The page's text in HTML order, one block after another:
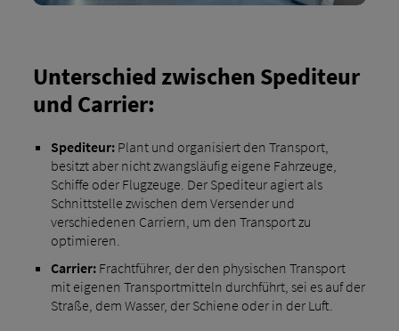
Unterschied zwischen Spediteur
und Carrier:
Spediteur: Plant und organisiert den Transport,
besitzt aber nicht zwangsläufig eigene Fahrzeuge,
Schiffe oder Flugzeuge. Der Spediteur agiert als
Schnittstelle zwischen dem Versender und
verschiedenen Carriern, um den Transport zu
optimieren.
Carrier: Frachtführer, der den physischen Transport
mit eigenen Transportmitteln durchführt, sei es auf der
Straße, dem Wasser, der Schiene oder in der Luft.